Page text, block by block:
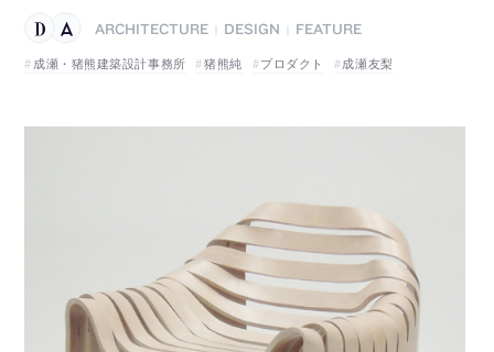
ARCHITECTURE DESIGN
FEATURE
成瀬・猪熊建築設計事務所
猪熊純 プロダクト 成瀬友梨